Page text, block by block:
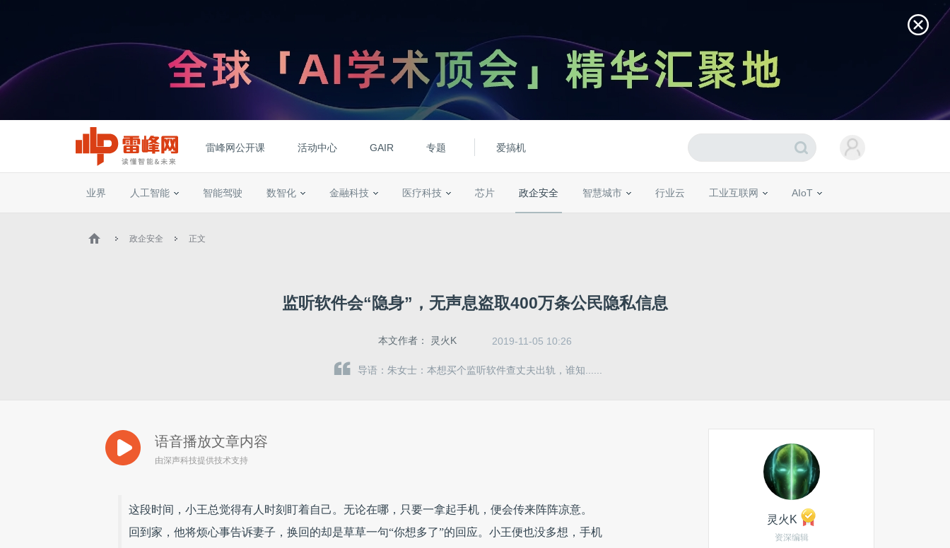
雷峰网公开课 活动中心 GAIR 专题 爱搞机
业界 人工智能 智能驾驶 数智化 金融科技 医疗科技 芯片 政企安全 智慧城市 行业云 工业互联网 AIoT
政企安全 正文
监听软件会“隐身”，无声息盗取400万条公民隐私信息
本文作者： 灵火K 2019-11-05 10:26
导语：朱女士：本想买个监听软件查丈夫出轨，谁知......
语音播放文章内容
由深声科技提供技术支持
这段时间，小王总觉得有人时刻盯着自己。无论在哪，只要一拿起手机，便会传来阵阵凉意。
回到家，他将烦心事告诉妻子，换回的却是草草一句“你想多了”的回应。小王便也没多想，手机
灵火K
资深编辑